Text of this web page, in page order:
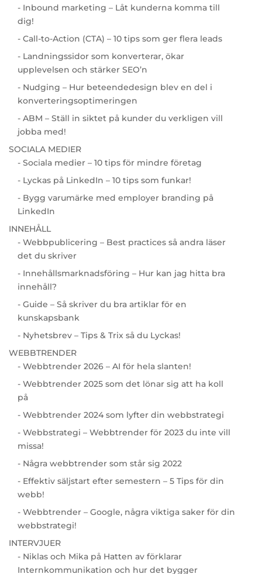
- Inbound marketing – Låt kunderna komma till
dig!
- Call-to-Action (CTA) – 10 tips som ger flera leads
- Landningssidor som konverterar, ökar
upplevelsen och stärker SEO’n
- Nudging – Hur beteendedesign blev en del i
konverteringsoptimeringen
- ABM – Ställ in siktet på kunder du verkligen vill
jobba med!
SOCIALA MEDIER
- Sociala medier – 10 tips för mindre företag
- Lyckas på LinkedIn – 10 tips som funkar!
- Bygg varumärke med employer branding på
LinkedIn
INNEHÅLL
- Webbpublicering – Best practices så andra läser
det du skriver
- Innehållsmarknadsföring – Hur kan jag hitta bra
innehåll?
- Guide – Så skriver du bra artiklar för en
kunskapsbank
- Nyhetsbrev – Tips & Trix så du Lyckas!
WEBBTRENDER
- Webbtrender 2026 – AI för hela slanten!
- Webbtrender 2025 som det lönar sig att ha koll
på
- Webbtrender 2024 som lyfter din webbstrategi
- Webbstrategi – Webbtrender för 2023 du inte vill
missa!
- Några webbtrender som står sig 2022
- Effektiv säljstart efter semestern – 5 Tips för din
webb!
- Webbtrender – Google, några viktiga saker för din
webbstrategi!
INTERVJUER
- Niklas och Mika på Hatten av förklarar
Internkommunikation och hur det bygger